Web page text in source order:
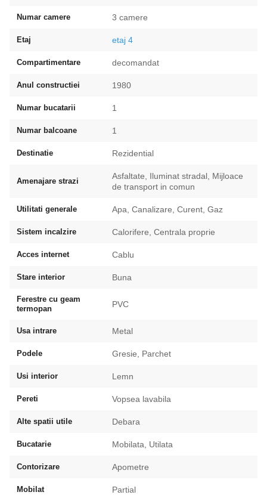
Numar camere 3 camere
Etaj etaj 4
Compartimentare decomandat
Anul constructiei 1980
Numar bucatarii 1
Numar balcoane 1
Destinatie Rezidential
Amenajare strazi
Asfaltate, Iluminat stradal, Mijloace
de transport in comun
Utilitati generale Apa, Canalizare, Curent, Gaz
Sistem incalzire Calorifere, Centrala proprie
Acces internet Cablu
Stare interior Buna
Ferestre cu geam
termopan
PVC
Usa intrare Metal
Podele Gresie, Parchet
Usi interior Lemn
Pereti Vopsea lavabila
Alte spatii utile Debara
Bucatarie Mobilata, Utilata
Contorizare Apometre
Mobilat Partial